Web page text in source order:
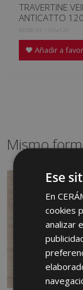
TRAVERTINE
ANTICATTO
MDR537 | 60x120
Añadir a
Mismo
Ese
En
cookies
analizar